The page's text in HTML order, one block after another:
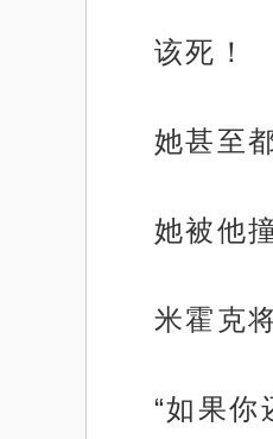
该死！
她甚至
她被他
米霍克
“如果你